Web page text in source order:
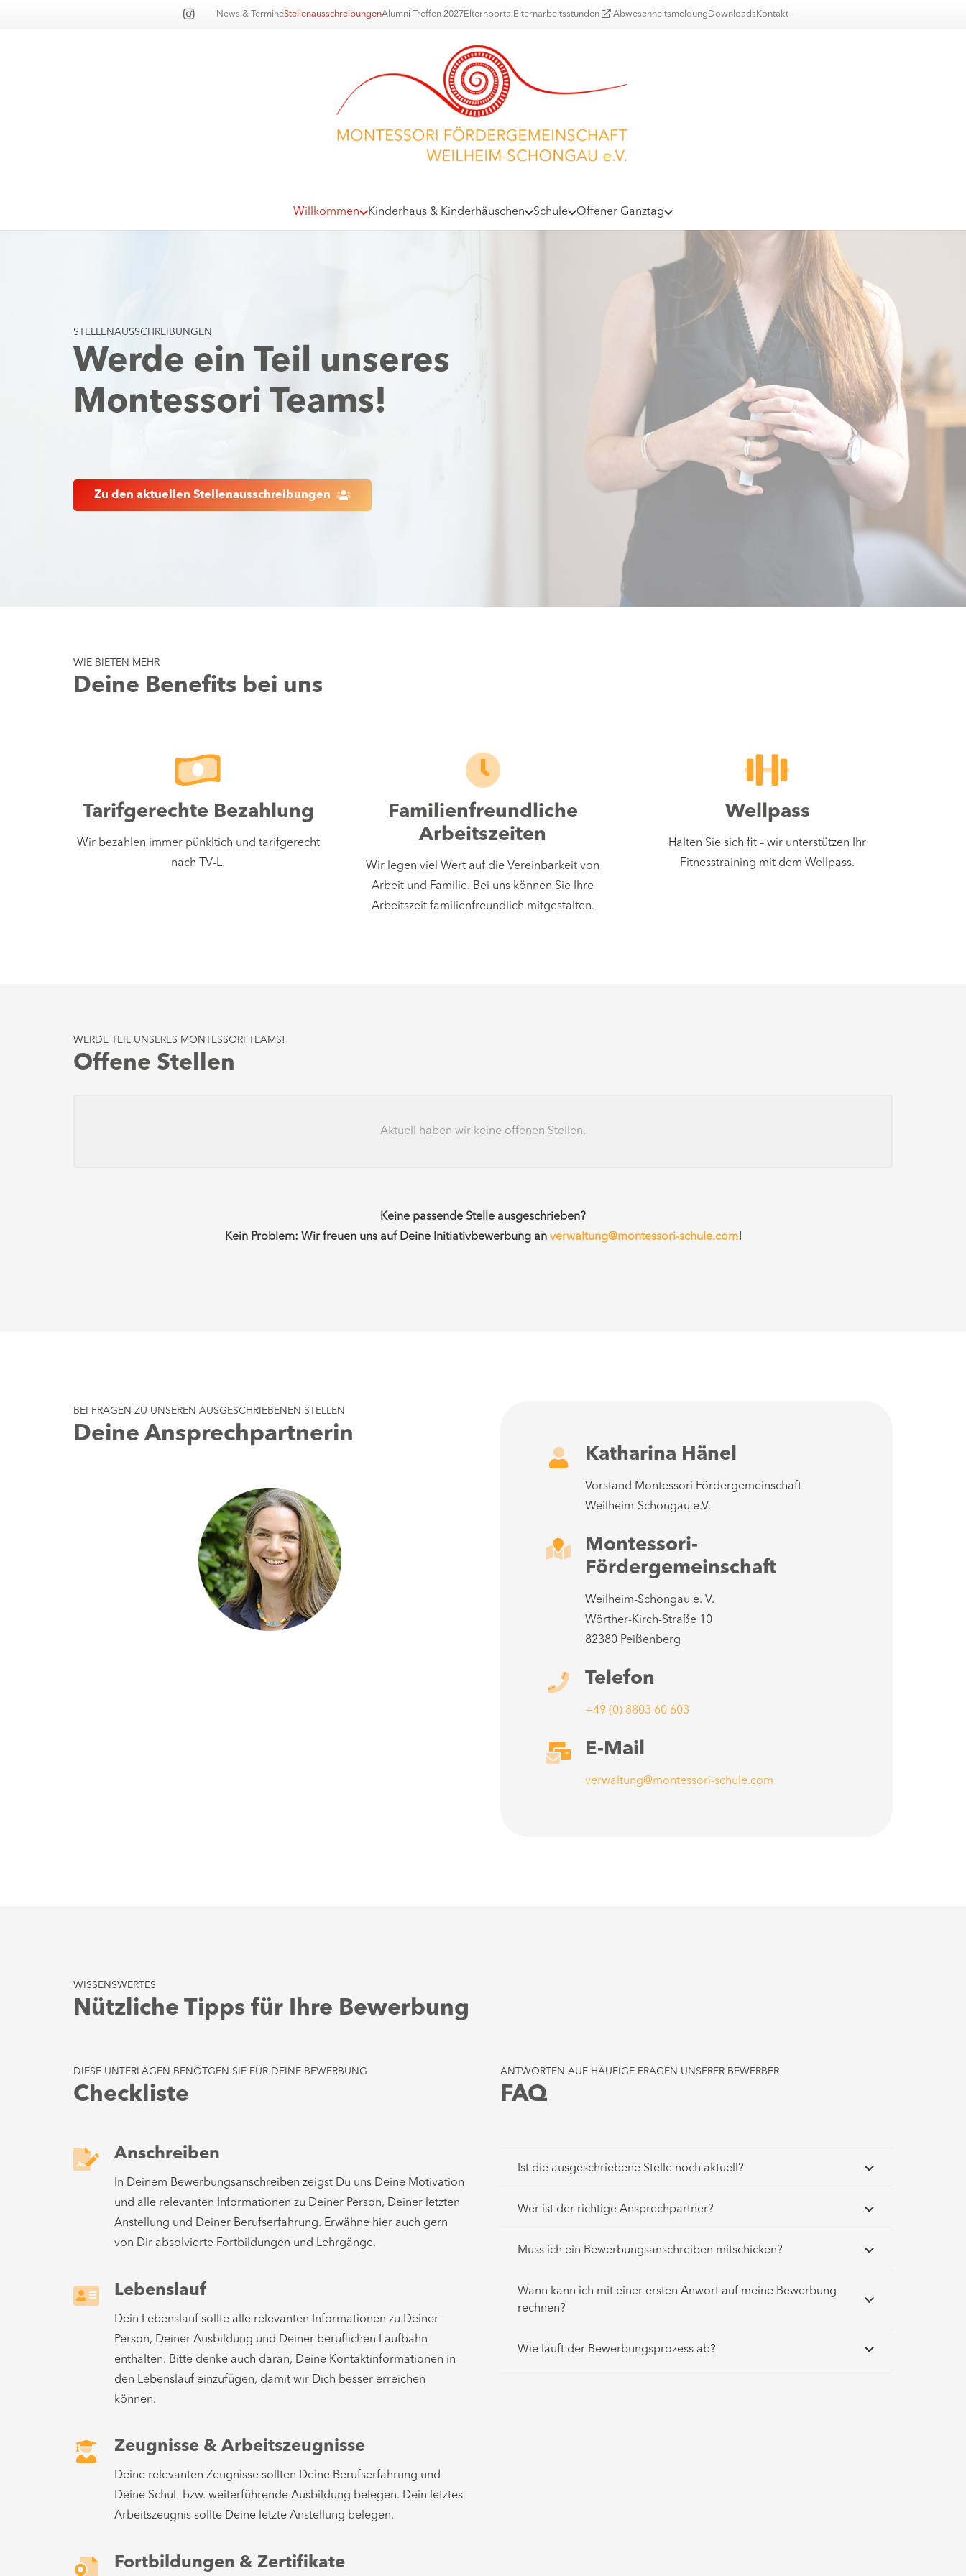
News & TermineStellenausschreibungenAlumni-Treffen 2027Elternportal Elternarbeitsstunden Abwesenheitsmeldung Downloads Kontakt
Willkommen Kinderhaus & Kinderhäuschen Schule Offener Ganztag
STELLENAUSSCHREIBUNGEN
Werde ein Teil unseres
Montessori Teams!
Zu den aktuellen Stellenausschreibungen
WIE BIETEN MEHR
Deine Benefits bei uns
Tarifgerechte Bezahlung
Wir bezahlen immer pünkltich und tarifgerecht
nach TV-L.
Familienfreundliche
Arbeitszeiten
Wir legen viel Wert auf die Vereinbarkeit von
Arbeit und Familie. Bei uns können Sie Ihre
Arbeitszeit familienfreundlich mitgestalten.
Wellpass
Halten Sie sich fit – wir unterstützen Ihr
Fitnesstraining mit dem Wellpass.
WERDE TEIL UNSERES MONTESSORI TEAMS!
Offene Stellen
Aktuell haben wir keine offenen Stellen.
Keine passende Stelle ausgeschrieben?
Kein Problem: Wir freuen uns auf Deine Initiativbewerbung an verwaltung@montessori-schule.com!
BEI FRAGEN ZU UNSEREN AUSGESCHRIEBENEN STELLEN
Deine Ansprechpartnerin
Katharina Hänel
Vorstand Montessori Fördergemeinschaft
Weilheim-Schongau e.V.
Montessori-
Fördergemeinschaft
Weilheim-Schongau e. V.
Wörther-Kirch-Straße 10
82380 Peißenberg
Telefon
+49 (0) 8803 60 603
E-Mail
verwaltung@montessori-schule.com
WISSENSWERTES
Nützliche Tipps für Ihre Bewerbung
DIESE UNTERLAGEN BENÖTGEN SIE FÜR DEINE BEWERBUNG
Checkliste
Anschreiben
In Deinem Bewerbungsanschreiben zeigst Du uns Deine Motivation
und alle relevanten Informationen zu Deiner Person, Deiner letzten
Anstellung und Deiner Berufserfahrung. Erwähne hier auch gern
von Dir absolvierte Fortbildungen und Lehrgänge.
Lebenslauf
Dein Lebenslauf sollte alle relevanten Informationen zu Deiner
Person, Deiner Ausbildung und Deiner beruflichen Laufbahn
enthalten. Bitte denke auch daran, Deine Kontaktinformationen in
den Lebenslauf einzufügen, damit wir Dich besser erreichen
können.
Zeugnisse & Arbeitszeugnisse
Deine relevanten Zeugnisse sollten Deine Berufserfahrung und
Deine Schul- bzw. weiterführende Ausbildung belegen. Dein letztes
Arbeitszeugnis sollte Deine letzte Anstellung belegen.
Fortbildungen & Zertifikate
ANTWORTEN AUF HÄUFIGE FRAGEN UNSERER BEWERBER
FAQ
Ist die ausgeschriebene Stelle noch aktuell?
Wer ist der richtige Ansprechpartner?
Muss ich ein Bewerbungsanschreiben mitschicken?
Wann kann ich mit einer ersten Anwort auf meine Bewerbung
rechnen?
Wie läuft der Bewerbungsprozess ab?